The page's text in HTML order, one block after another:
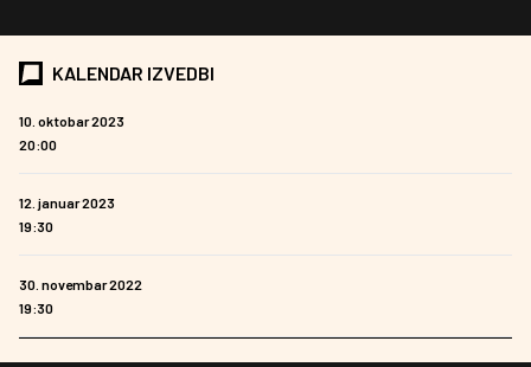
KALENDAR IZVEDBI
10. oktobar 2023
20:00
12. januar 2023
19:30
30. novembar 2022
19:30